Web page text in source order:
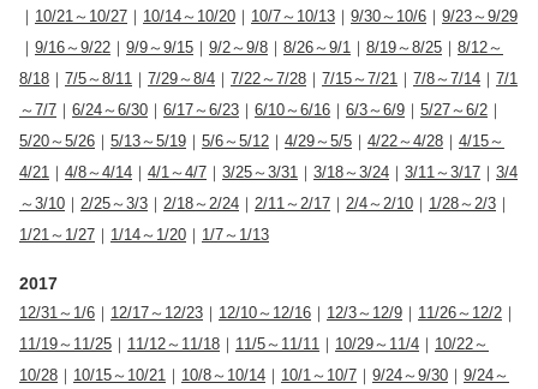
｜ 10/21～10/27 ｜ 10/14～10/20 ｜ 10/7～10/13 ｜ 9/30～10/6 ｜ 9/23～9/29
｜ 9/16～9/22 ｜ 9/9～9/15 ｜ 9/2～9/8 ｜ 8/26～9/1 ｜ 8/19～8/25 ｜ 8/12～
8/18 ｜ 7/5～8/11 ｜ 7/29～8/4 ｜ 7/22～7/28 ｜ 7/15～7/21 ｜ 7/8～7/14 ｜ 7/1
～7/7 ｜ 6/24～6/30 ｜ 6/17～6/23 ｜ 6/10～6/16 ｜ 6/3～6/9 ｜ 5/27～6/2 ｜
5/20～5/26 ｜ 5/13～5/19 ｜ 5/6～5/12 ｜ 4/29～5/5 ｜ 4/22～4/28 ｜ 4/15～
4/21 ｜ 4/8～4/14 ｜ 4/1～4/7 ｜ 3/25～3/31 ｜ 3/18～3/24 ｜ 3/11～3/17 ｜ 3/4
～3/10 ｜ 2/25～3/3 ｜ 2/18～2/24 ｜ 2/11～2/17 ｜ 2/4～2/10 ｜ 1/28～2/3 ｜
1/21～1/27 ｜ 1/14～1/20 ｜ 1/7～1/13
2017
12/31～1/6 ｜ 12/17～12/23 ｜ 12/10～12/16 ｜ 12/3～12/9 ｜ 11/26～12/2 ｜
11/19～11/25 ｜ 11/12～11/18 ｜ 11/5～11/11 ｜ 10/29～11/4 ｜ 10/22～
10/28 ｜ 10/15～10/21 ｜ 10/8～10/14 ｜ 10/1～10/7 ｜ 9/24～9/30 ｜ 9/24～